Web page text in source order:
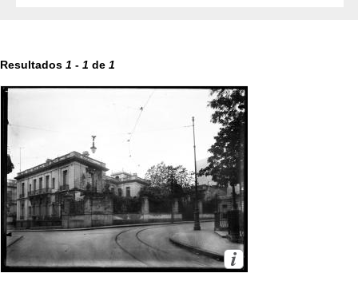
Resultados 1 - 1 de 1